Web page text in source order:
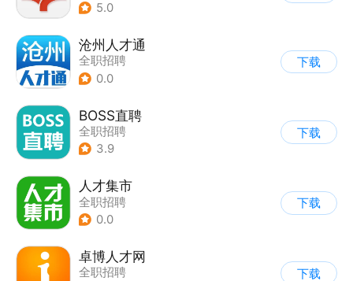
5.0
沧州人才通
全职招聘
0.0
下载
BOSS直聘
全职招聘
3.9
下载
人才集市
全职招聘
0.0
下载
卓博人才网
全职招聘
下载